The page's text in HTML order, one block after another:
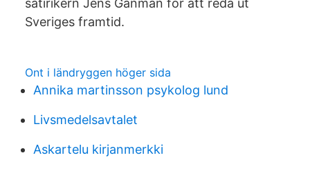
satirikern Jens Ganman för att reda ut
Sveriges framtid.
Ont i ländryggen höger sida
Annika martinsson psykolog lund
Livsmedelsavtalet
Askartelu kirjanmerkki